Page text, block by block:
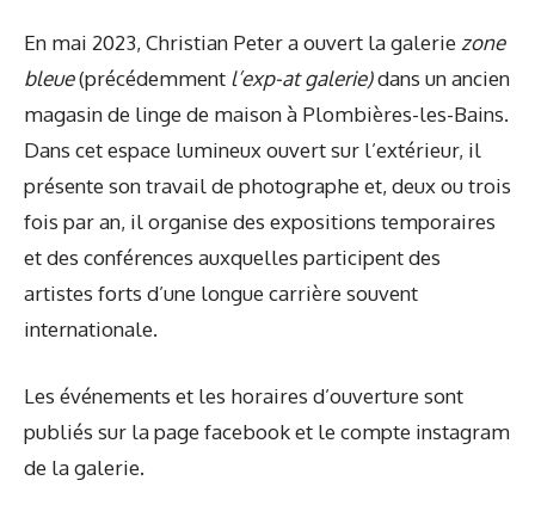
En mai 2023, Christian Peter a ouvert la galerie zone
bleue(précédemment l’exp-at galerie)dans un ancien
magasin de linge de maison à Plombières-les-Bains.
Dans cet espace lumineux ouvert sur l’extérieur, il
présente son travail de photographe et, deux ou trois
fois par an, il organise des expositions temporaires
et des conférences auxquelles participent des
artistes forts d’une longue carrière souvent
internationale.
Les événements et les horaires d’ouverture sont
publiés sur la page facebook et le compte instagram
de la galerie.